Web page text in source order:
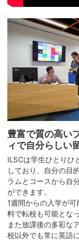
豊富で質の高い
ィで自分らしい
ILSCは学生ひとりひ
しており、自分の目
ラムとコースから自
ができます。
1週間からの入学が
料で転校も可能とな
また放課後の多彩な
校以外でも常に英語